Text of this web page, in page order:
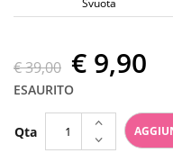
era:
€ 39,00.
è:
Svuota
€39,00 Il
prezzo
€ 9,90
ESAURITO
Terminata
Maglia
da